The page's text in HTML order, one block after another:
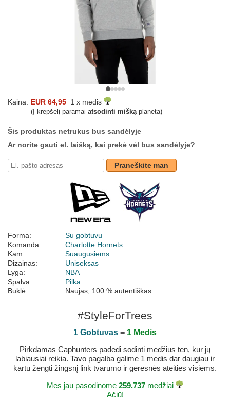
Kaina: EUR 64,95 1 x medis
(Į krepšelį paramai atsodinti miškąplaneta)
Šis produktas netrukus bus sandėlyje
Ar norite gauti el. laišką, kai prekė vėl bus sandėlyje?
Praneškite man
Forma:
Su gobtuvu
Komanda:
Charlotte Hornets
Kam:
Suaugusiems
Dizainas:
Uniseksas
Lyga:
NBA
Spalva:
Pilka
Būklė:
Naujas; 100 % autentiškas
#StyleForTrees
1 Gobtuvas = 1 Medis
Pirkdamas Caphunters padedi sodinti medžius ten, kur jų
labiausiai reikia. Tavo pagalba galime 1 medis dar daugiau ir
kartu žengti žingsnį link tvarumo ir geresnės ateities visiems.
Mes jau pasodinome 259.737 medžiai
Ačiū!